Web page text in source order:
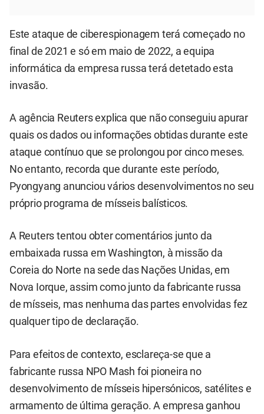
Este ataque de ciberespionagem terá começado no
final de 2021 e só em maio de 2022, a equipa
informática da empresa russa terá detetado esta
invasão.
A agência Reuters explica que não conseguiu apurar
quais os dados ou informações obtidas durante este
ataque contínuo que se prolongou por cinco meses.
No entanto, recorda que durante este período,
Pyongyang anunciou vários desenvolvimentos no seu
próprio programa de mísseis balísticos.
A Reuters tentou obter comentários junto da
embaixada russa em Washington, à missão da
Coreia do Norte na sede das Nações Unidas, em
Nova Iorque, assim como junto da fabricante russa
de mísseis, mas nenhuma das partes envolvidas fez
qualquer tipo de declaração.
Para efeitos de contexto, esclareça-se que a
fabricante russa NPO Mash foi pioneira no
desenvolvimento de mísseis hipersónicos, satélites e
armamento de última geração. A empresa ganhou